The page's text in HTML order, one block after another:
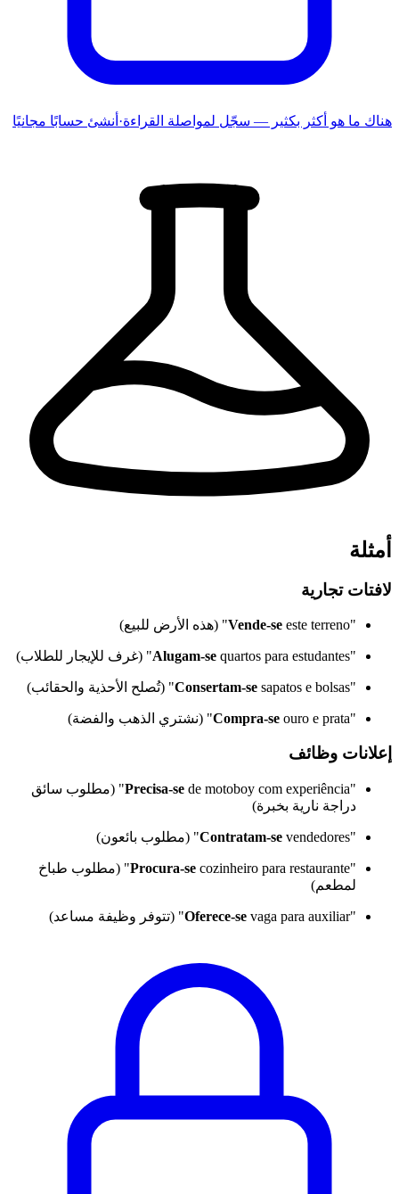
هناك ما هو أكثر بكثير — سجّل لمواصلة القراءة· أنشئ حسابًا مجانيًا
أمثلة
لافتات تجارية
"
Vende-se este terreno" (هذه الأرض للبيع)
"
Alugam-se quartos para estudantes" (غرف للإيجار للطلاب)
"
Consertam-se sapatos e bolsas" (تُصلح الأحذية والحقائب)
"
Compra-se ouro e prata" (نشتري الذهب والفضة)
إعلانات وظائف
"
Precisa-sede motoboy com experiência" (مطلوب سائق
دراجة نارية بخبرة)
"
Contratam-se vendedores" (مطلوب بائعون)
"
Procura-secozinheiro para restaurante" (مطلوب طباخ
لمطعم)
"
Oferece-se vaga para auxiliar" (تتوفر وظيفة مساعد)